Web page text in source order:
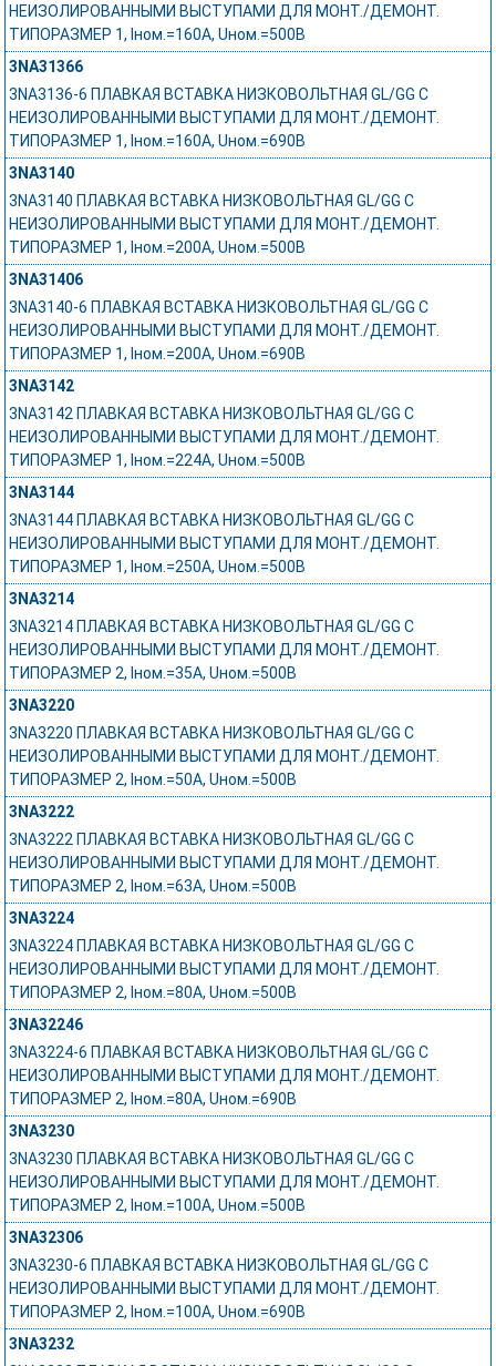
НЕИЗОЛИРОВАННЫМИ ВЫСТУПАМИ ДЛЯ МОНТ./ДЕМОНТ.
ТИПОРАЗМЕР 1, Iном.=160A, Uном.=500В
3NA31366
3NA3136-6 ПЛАВКАЯ ВСТАВКА НИЗКОВОЛЬТНАЯ GL/GG С
НЕИЗОЛИРОВАННЫМИ ВЫСТУПАМИ ДЛЯ МОНТ./ДЕМОНТ.
ТИПОРАЗМЕР 1, Iном.=160A, Uном.=690В
3NA3140
3NA3140 ПЛАВКАЯ ВСТАВКА НИЗКОВОЛЬТНАЯ GL/GG С
НЕИЗОЛИРОВАННЫМИ ВЫСТУПАМИ ДЛЯ МОНТ./ДЕМОНТ.
ТИПОРАЗМЕР 1, Iном.=200A, Uном.=500В
3NA31406
3NA3140-6 ПЛАВКАЯ ВСТАВКА НИЗКОВОЛЬТНАЯ GL/GG С
НЕИЗОЛИРОВАННЫМИ ВЫСТУПАМИ ДЛЯ МОНТ./ДЕМОНТ.
ТИПОРАЗМЕР 1, Iном.=200A, Uном.=690В
3NA3142
3NA3142 ПЛАВКАЯ ВСТАВКА НИЗКОВОЛЬТНАЯ GL/GG С
НЕИЗОЛИРОВАННЫМИ ВЫСТУПАМИ ДЛЯ МОНТ./ДЕМОНТ.
ТИПОРАЗМЕР 1, Iном.=224A, Uном.=500В
3NA3144
3NA3144 ПЛАВКАЯ ВСТАВКА НИЗКОВОЛЬТНАЯ GL/GG С
НЕИЗОЛИРОВАННЫМИ ВЫСТУПАМИ ДЛЯ МОНТ./ДЕМОНТ.
ТИПОРАЗМЕР 1, Iном.=250A, Uном.=500В
3NA3214
3NA3214 ПЛАВКАЯ ВСТАВКА НИЗКОВОЛЬТНАЯ GL/GG С
НЕИЗОЛИРОВАННЫМИ ВЫСТУПАМИ ДЛЯ МОНТ./ДЕМОНТ.
ТИПОРАЗМЕР 2, Iном.=35A, Uном.=500В
3NA3220
3NA3220 ПЛАВКАЯ ВСТАВКА НИЗКОВОЛЬТНАЯ GL/GG С
НЕИЗОЛИРОВАННЫМИ ВЫСТУПАМИ ДЛЯ МОНТ./ДЕМОНТ.
ТИПОРАЗМЕР 2, Iном.=50A, Uном.=500В
3NA3222
3NA3222 ПЛАВКАЯ ВСТАВКА НИЗКОВОЛЬТНАЯ GL/GG С
НЕИЗОЛИРОВАННЫМИ ВЫСТУПАМИ ДЛЯ МОНТ./ДЕМОНТ.
ТИПОРАЗМЕР 2, Iном.=63A, Uном.=500В
3NA3224
3NA3224 ПЛАВКАЯ ВСТАВКА НИЗКОВОЛЬТНАЯ GL/GG С
НЕИЗОЛИРОВАННЫМИ ВЫСТУПАМИ ДЛЯ МОНТ./ДЕМОНТ.
ТИПОРАЗМЕР 2, Iном.=80A, Uном.=500В
3NA32246
3NA3224-6 ПЛАВКАЯ ВСТАВКА НИЗКОВОЛЬТНАЯ GL/GG С
НЕИЗОЛИРОВАННЫМИ ВЫСТУПАМИ ДЛЯ МОНТ./ДЕМОНТ.
ТИПОРАЗМЕР 2, Iном.=80A, Uном.=690В
3NA3230
3NA3230 ПЛАВКАЯ ВСТАВКА НИЗКОВОЛЬТНАЯ GL/GG С
НЕИЗОЛИРОВАННЫМИ ВЫСТУПАМИ ДЛЯ МОНТ./ДЕМОНТ.
ТИПОРАЗМЕР 2, Iном.=100A, Uном.=500В
3NA32306
3NA3230-6 ПЛАВКАЯ ВСТАВКА НИЗКОВОЛЬТНАЯ GL/GG С
НЕИЗОЛИРОВАННЫМИ ВЫСТУПАМИ ДЛЯ МОНТ./ДЕМОНТ.
ТИПОРАЗМЕР 2, Iном.=100A, Uном.=690В
3NA3232